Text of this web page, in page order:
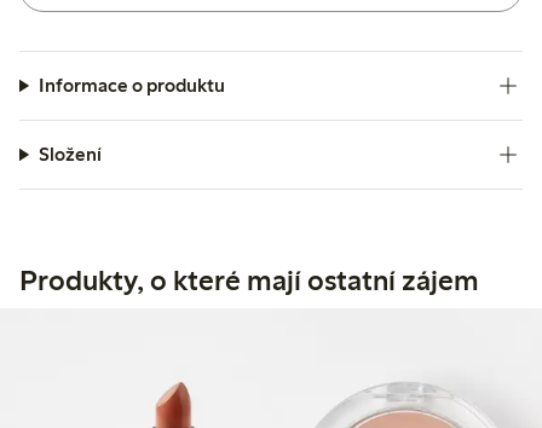
Informace o produktu
Složení
Produkty, o které mají ostatní zájem